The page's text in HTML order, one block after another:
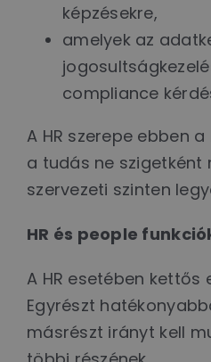
képzésekre,
amelyek az
compliance
A HR szerepe ebben
a tudás ne szigetként
szervezeti szinten
HR és people
A HR esetében kettős
Egyrészt
másrészt irányt kell